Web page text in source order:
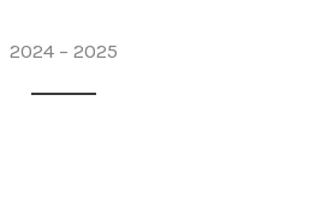
2024 – 2025